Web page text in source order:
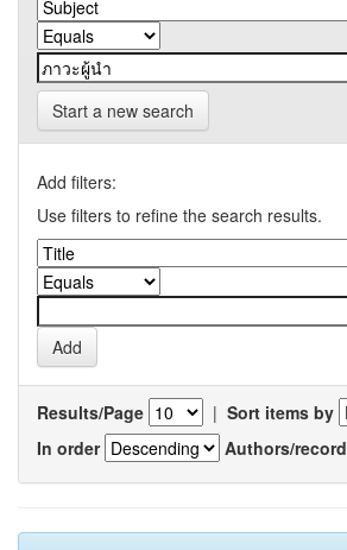
Start a new search
Add filters:
Use filters to refine the search results.
Results/Page | Sort items by
In order
Authors/record